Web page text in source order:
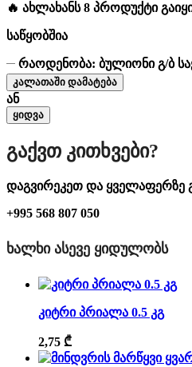
🔥 ახლახანს 8 პროდუქტი
საწყობშია
რაოდენობა: ბულიონი გ/ბ
კალათაში დამატება
ან
ყიდვა
Გაქვთ Კითხვები?
დაგვირეკეთ და ყველაფერზე
+995 568 807 050
ᲮᲐᲚᲮᲘ ᲐᲡᲔᲕᲔ ᲧᲘᲓᲣᲚᲝᲑᲡ
კიტრი პრიალა 0.5 კგ
2,75 ₾